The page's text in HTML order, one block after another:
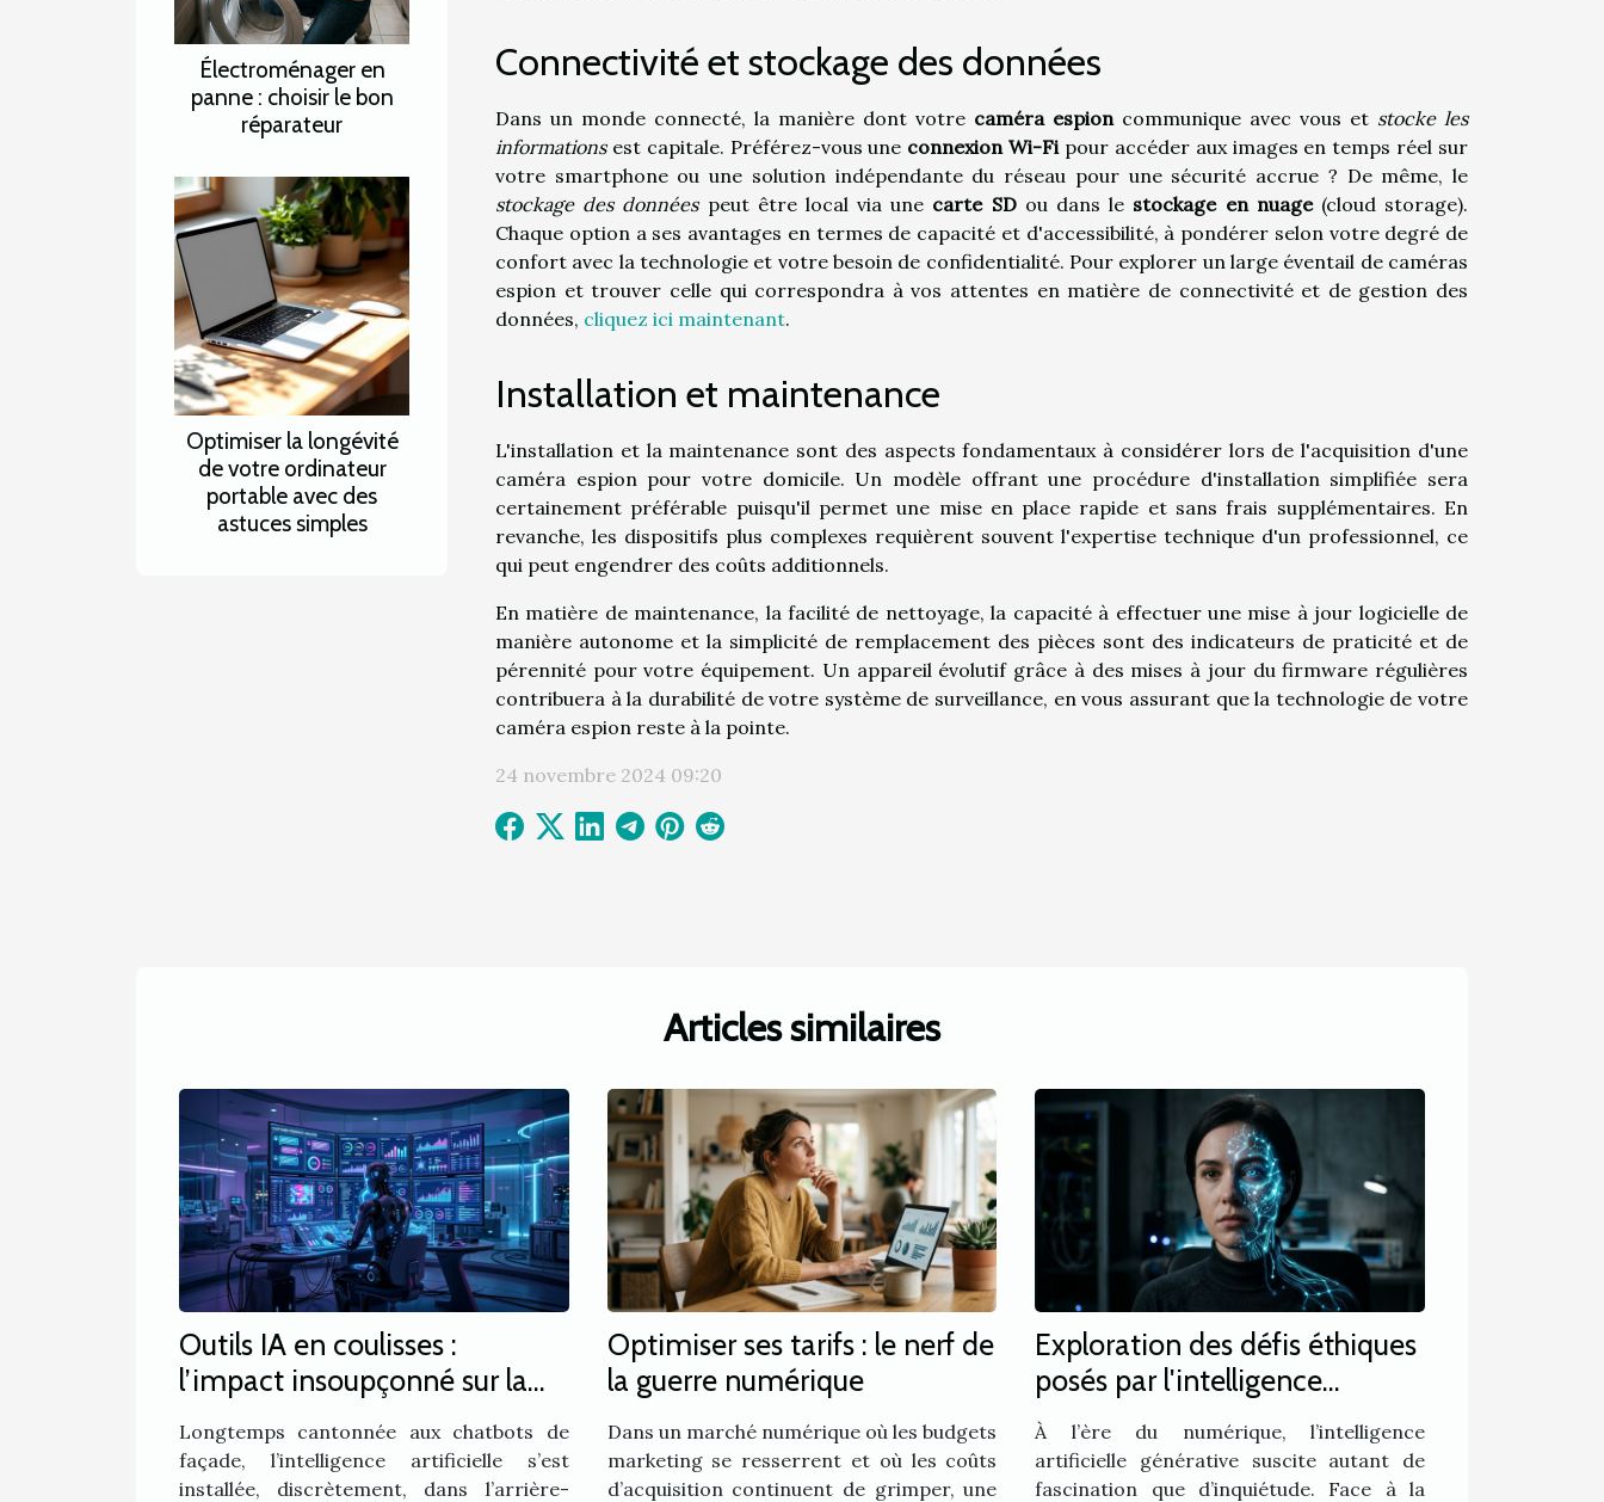
Électroménager en
panne : choisir le bon
réparateur
Optimiser la longévité
de votre ordinateur
portable avec des
astuces simples
Connectivité et stockage des données
Dans un monde connecté, la manière dont votre caméra espion communique avec vous et stocke les
informationsest capitale. Préférez-vous une connexion Wi-Fi pour accéder aux images en temps réel sur
votre smartphone ou une solution indépendante du réseau pour une sécurité accrue ? De même, le
stockage des donnéespeut être local via une carte SDou dans le stockage en nuage(cloud storage).
Chaque option a ses avantages en termes de capacité et d'accessibilité, à pondérer selon votre degré de
confort avec la technologie et votre besoin de confidentialité. Pour explorer un large éventail de caméras
espion et trouver celle qui correspondra à vos attentes en matière de connectivité et de gestion des
données, cliquez ici maintenant.
Installation et maintenance
L'installation et la maintenance sont des aspects fondamentaux à considérer lors de l'acquisition d'une
caméra espion pour votre domicile. Un modèle offrant une procédure d'installation simplifiée sera
certainement préférable puisqu'il permet une mise en place rapide et sans frais supplémentaires. En
revanche, les dispositifs plus complexes requièrent souvent l'expertise technique d'un professionnel, ce
qui peut engendrer des coûts additionnels.
En matière de maintenance, la facilité de nettoyage, la capacité à effectuer une mise à jour logicielle de
manière autonome et la simplicité de remplacement des pièces sont des indicateurs de praticité et de
pérennité pour votre équipement. Un appareil évolutif grâce à des mises à jour du firmware régulières
contribuera à la durabilité de votre système de surveillance, en vous assurant que la technologie de votre
caméra espion reste à la pointe.
24 novembre 2024 09:20
Articles similaires
Outils IA en coulisses :
l’impact insoupçonné sur la
satisfaction client
Longtemps cantonnée aux chatbots de
façade, l’intelligence artificielle s’est
installée, discrètement, dans l’arrière-
Optimiser ses tarifs : le nerf de
la guerre numérique
Dans un marché numérique où les budgets
marketing se resserrent et où les coûts
d’acquisition continuent de grimper, une
Exploration des défis éthiques
posés par l'intelligence
artificielle générative
À l’ère du numérique, l’intelligence
artificielle générative suscite autant de
fascination que d’inquiétude. Face à la